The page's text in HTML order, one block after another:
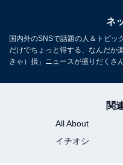
ネ
国内外のSNSで話題の人＆トピッ
だけでちょっと得する、なんだか
きゃ）損」ニュースが盛りだくさん
関
All About
イチオシ